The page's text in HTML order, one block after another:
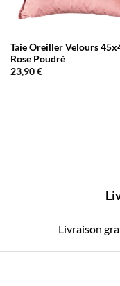
Taie Oreiller Velours
Rose Poudré
23,90€
Livraison